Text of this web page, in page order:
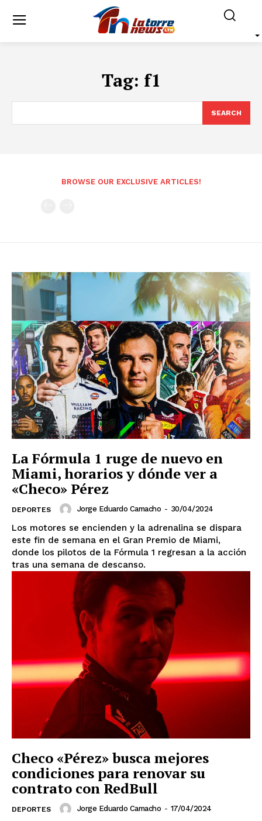
Tag: f1
SEARCH
BROWSE OUR EXCLUSIVE ARTICLES!
La Fórmula 1 ruge de nuevo en
Miami, horarios y dónde ver a
«Checo» Pérez
DEPORTES Jorge Eduardo Camacho - 30/04/2024
Los motores se encienden y la adrenalina se dispara
este fin de semana en el Gran Premio de Miami,
donde los pilotos de la Fórmula 1 regresan a la acción
tras una semana de descanso.
Checo «Pérez» busca mejores
condiciones para renovar su
contrato con RedBull
DEPORTES Jorge Eduardo Camacho - 17/04/2024